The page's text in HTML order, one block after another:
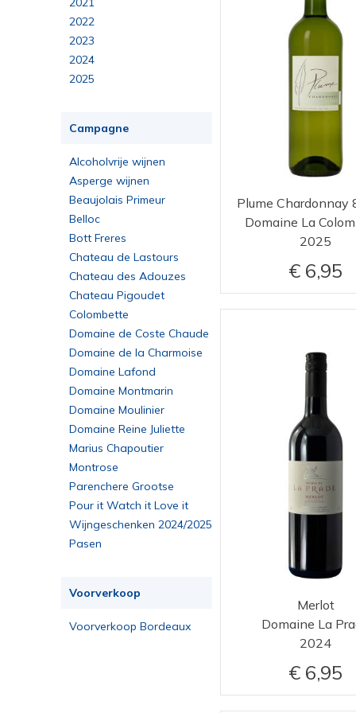
malbec, cabernet sauvignon
merlot, cabernet sauvignon
merlot, cabernet
sauvignon, cabernet franc
merlot, cabernet
sauvignon, cabernet franc,
merlot, cabernet
sauvignon, petit verdot,
merlot, tannat
muscat de frontignan à
petits grains blanc
petit auxerrois, pinot blanc,
pinot noir
petit courbu
petit courbu, petit manseng
petit manseng
picpoul
pinot blanc
pinot blanc, pinot auxerrois,
pinot gris, pinot noir
pinot gris
pinot noir, chardonnay
pinot noir, chardonnay,
pinot meunier
pinot noir, pinot meunier,
chardonnay
riesling
riesling, pinot gris
rousanne, grenache blanc
roussanne, marsanne,
viognier
sauvignon blanc,
chardonnay, muscadet
sauvignon blanc, sémillon,
muscadelle
sémillon, sauvignon blanc
sémillon, sauvignon blanc,
muscadelle
sémillon, sauvignon blanc,
syrah
syrah, cinsault, grenache
2022
2023
2024
2025
Campagne
Alcoholvrije wijnen
Asperge wijnen
Beaujolais Primeur
Belloc
Bott Freres
Chateau de Lastours
Chateau des Adouzes
Chateau Pigoudet
Colombette
Domaine de Coste Chaude
Domaine de la Charmoise
Domaine Lafond
Domaine Montmarin
Domaine Moulinier
Domaine Reine Juliette
Marius Chapoutier
Montrose
Parenchere Grootse
Bordeaux
Pour it Watch it Love it
Wijngeschenken 2024/2025
Pasen
Voorverkoop
Voorverkoop Bordeaux
Plume Chardonnay
Domaine La
2025
6,95
Merlot
Domaine La
2024
6,95